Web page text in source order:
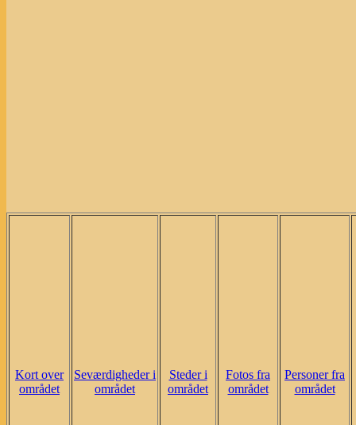
Kort over
området
Seværdigheder i
området
Steder i
området
Fotos fra
området
Personer fra
området